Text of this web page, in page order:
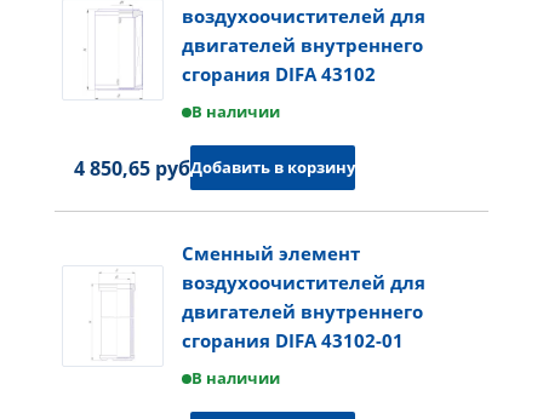
воздухоочистителей для
двигателей внутреннего
сгорания DIFA 43102
В наличии
4 850,65 руб.Добавить в корзину
Сменный элемент
воздухоочистителей для
двигателей внутреннего
сгорания DIFA 43102-01
В наличии